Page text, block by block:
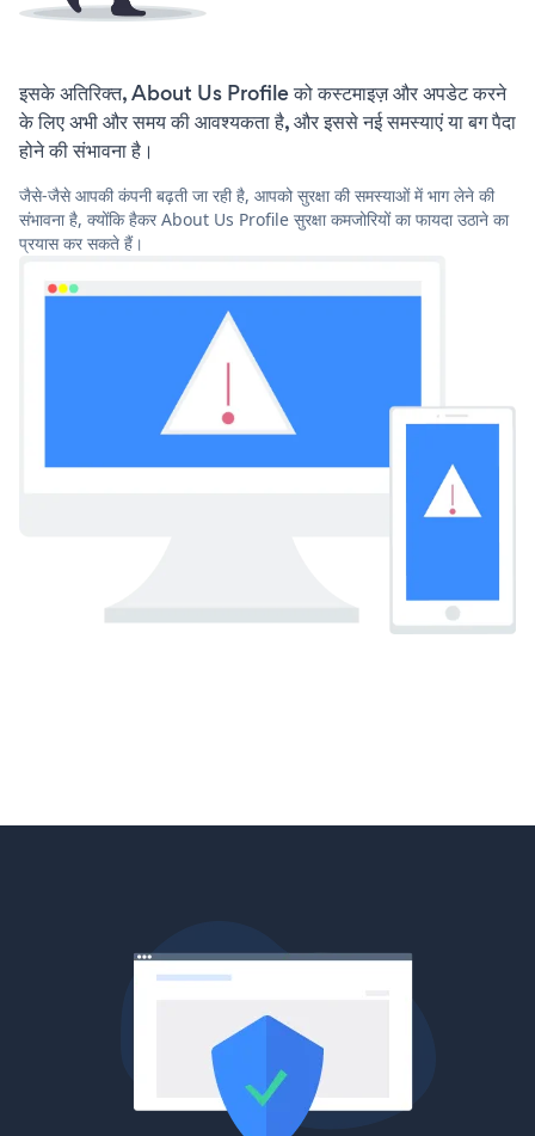
इसके अतिरिक्त, About Us Profile को कस्टमाइज़ और अपडेट करने
के लिए अभी और समय की आवश्यकता है, और इससे नई समस्याएं या बग पैदा
होने की संभावना है।
जैसे-जैसे आपकी कंपनी बढ़ती जा रही है, आपको सुरक्षा की समस्याओं में भाग लेने की
संभावना है, क्योंकि हैकर About Us Profile सुरक्षा कमजोरियों का फायदा उठाने का
प्रयास कर सकते हैं।